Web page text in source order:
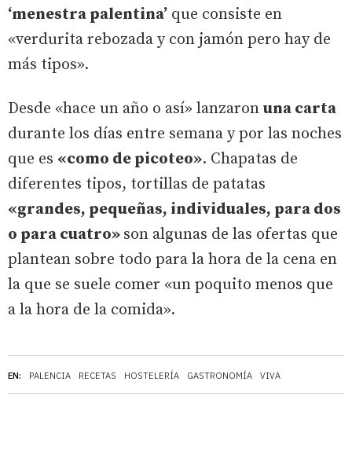
EN: PALENCIA RECETAS HOSTELERÍA GASTRONOMÍA VIVA
‘menestra palentina’ que consiste en
«verdurita rebozada y con jamón pero hay de
más tipos».
Desde «hace un año o así» lanzaron una carta
durante los días entre semana y por las noches
que es «como de picoteo». Chapatas de
diferentes tipos, tortillas de patatas
«grandes, pequeñas, individuales, para dos
o para cuatro» son algunas de las ofertas que
plantean sobre todo para la hora de la cena en
la que se suele comer «un poquito menos que
a la hora de la comida».